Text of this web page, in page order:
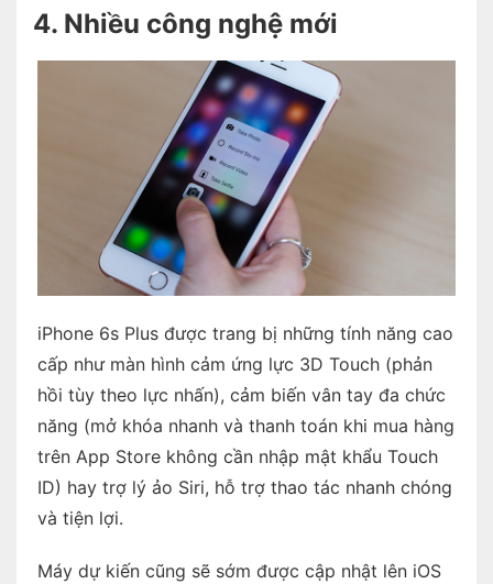
4. Nhiều công nghệ mới
iPhone 6s Plus được trang bị những tính năng cao
cấp như màn hình cảm ứng lực 3D Touch (phản
hồi tùy theo lực nhấn), cảm biến vân tay đa chức
năng (mở khóa nhanh và thanh toán khi mua hàng
trên App Store không cần nhập mật khẩu Touch
ID) hay trợ lý ảo Siri, hỗ trợ thao tác nhanh chóng
và tiện lợi.
Máy dự kiến cũng sẽ sớm được cập nhật lên iOS